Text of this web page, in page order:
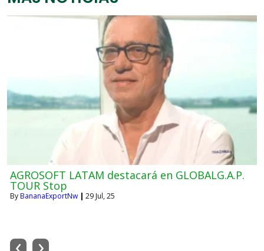
AGROSOFT LATAM destacará en GLOBALG.A.P.
TOUR Stop
ByBananaExportNw 29Jul, 25